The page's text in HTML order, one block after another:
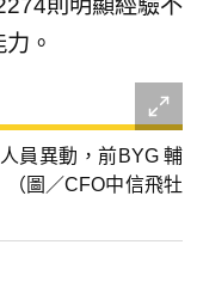
則明顯經驗不
。
員異動，前BYG 輔
圖／CFO中信飛牡